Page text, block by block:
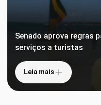
Senado aprova regras
serviços a turistas
Leia mais